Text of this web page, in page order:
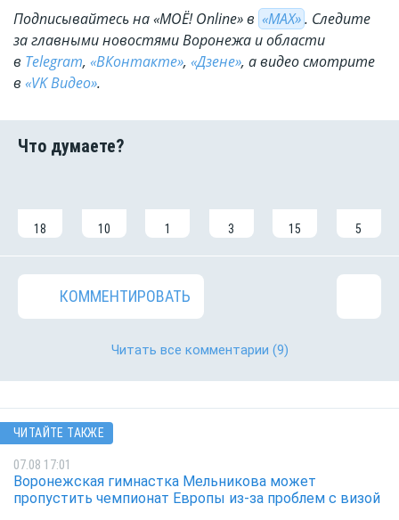
Подписывайтесь на «МОЁ! Online» в «МАХ». Cледите
за главными новостями Воронежа и области
в Telegram, «ВКонтакте», «Дзене», а видео смотрите
в «VK Видео».
18 10 1 3 15 5
КОММЕНТИРОВАТЬ
Читать все комментарии (9)
ЧИТАЙТЕ ТАКЖЕ
07.08 17:01
Воронежская гимнастка Мельникова может
пропустить чемпионат Европы из-за проблем с визой